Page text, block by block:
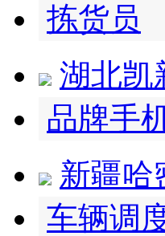
拣货员
湖北凯
品牌手
新疆哈
车辆调